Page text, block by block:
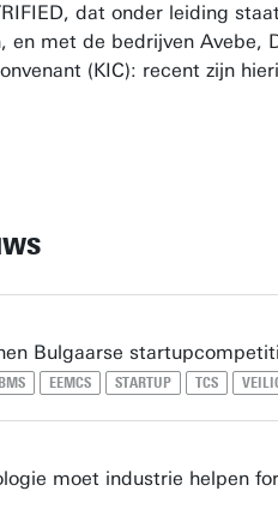
dat onder leiding
en met de bedrijven Avebe,
(KIC): recent zijn
Bulgaarse
BMS EEMCS STARTUP TCS
moet industrie helpen